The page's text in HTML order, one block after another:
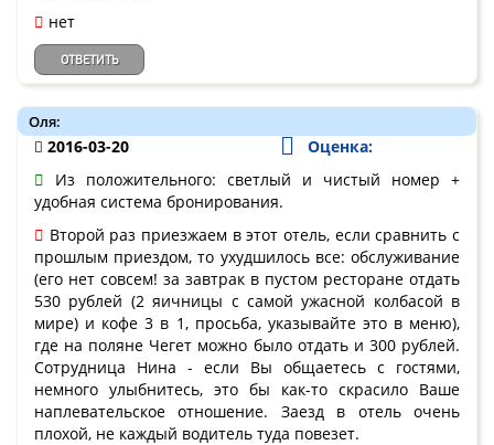
нет
ОТВЕТИТЬ
Оля:
2016-03-20
Оценка:
Из положительного: светлый и чистый номер +
удобная система бронирования.
Второй раз приезжаем в этот отель, если сравнить с
прошлым приездом, то ухудшилось все: обслуживание
(его нет совсем! за завтрак в пустом ресторане отдать
530 рублей (2 яичницы с самой ужасной колбасой в
мире) и кофе 3 в 1, просьба, указывайте это в меню),
где на поляне Чегет можно было отдать и 300 рублей.
Сотрудница Нина - если Вы общаетесь с гостями,
немного улыбнитесь, это бы как-то скрасило Ваше
наплевательское отношение. Заезд в отель очень
плохой, не каждый водитель туда повезет.